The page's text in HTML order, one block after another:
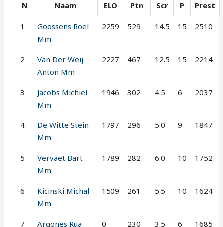
N Naam ELO Ptn Scr P Prest
1
Goossens Roel
Mm
2259 529 14.5 15 2510
2
Van Der Weij
Anton Mm
2227 467 12.5 15 2214
3
Jacobs Michiel
Mm
1946 302 4.5 6 2037
4
De Witte Stein
Mm
1797 296 5.0 9 1847
5
Vervaet Bart
Mm
1789 282 6.0 10 1752
6
Kicinski Michal
Mm
1509 261 5.5 10 1624
7
Argones Rua
0 230 3.5 6 1685